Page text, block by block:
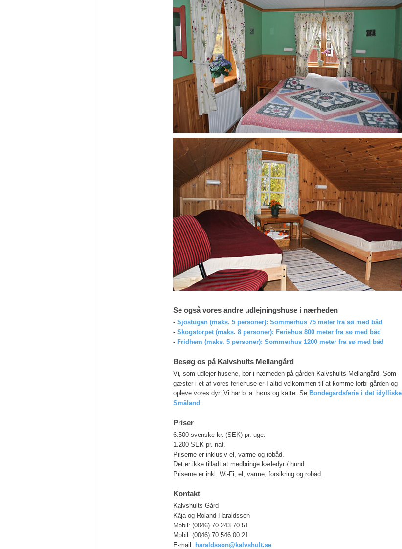
Se også vores andre udlejningshuse i nærheden
- Sjöstugan (maks. 5 personer): Sommerhus 75 meter fra sø med båd
- Skogstorpet (maks. 8 personer): Feriehus 800 meter fra sø med båd
- Fridhem (maks. 5 personer): Sommerhus 1200 meter fra sø med båd
Besøg os på Kalvshults Mellangård
Vi, som udlejer husene, bor i nærheden på gården Kalvshults Mellangård. Som
gæster i et af vores feriehuse er I altid velkommen til at komme forbi gården og
opleve vores dyr. Vi har bl.a. høns og katte. Se Bondegårdsferie i det idylliske
Småland
Priser
6.500 svenske kr. (SEK) pr. uge.
1.200 SEK pr. nat.
Priserne er inklusiv el, varme og robåd.
Det er ikke tilladt at medbringe kæledyr / hund.
Priserne er inkl. Wi-Fi, el, varme, forsikring og robåd.
Kontakt
Kalvshults Gård
Käja og Roland Haraldsson
Mobil: (0046) 70 243 70 51
Mobil: (0046) 70 546 00 21
E-mail: haraldsson@kalvshult.se